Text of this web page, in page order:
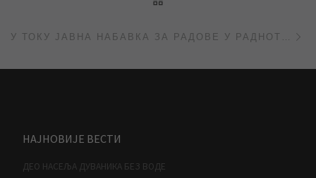
НАЈНОВИЈЕ ВЕСТИ
ДЕО НАСЕЉА ДУВАНИКА БЕЗ ВОДЕ